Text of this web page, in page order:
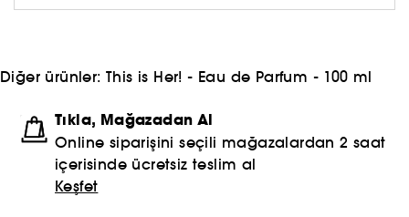
Diğer ürünler:This is Her! - Eau de Parfum - 100 ml
Tıkla, Mağazadan Al
Online siparişini seçili mağazalardan 2 saat
içerisinde ücretsiz teslim al
Keşfet